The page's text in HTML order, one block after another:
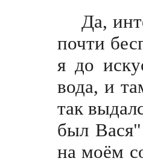
Да,
почти
я до
вода, и
так
был
на моём